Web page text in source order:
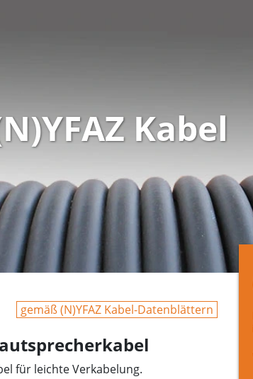
Kabel
gemäß (N)YFAZ Kabel-Datenblättern
für leichte Verkabelung.